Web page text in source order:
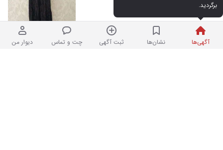
آگهی‌ها
برگردید.
نشان‌ها ثبت آگهی چت و تماس دیوار من
در حد نو
۱,۰۰۰,۰۰۰ تومان
نیم ساعت پیش در شاهین‌ویلا